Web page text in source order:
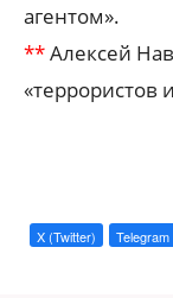
агентом».
**Алексей
«террористов
X (Twitter) Telegram